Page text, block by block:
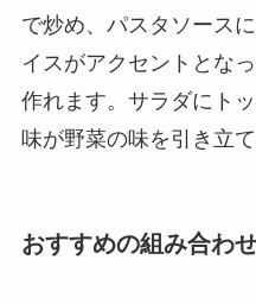
で炒め、パスタソース
イスがアクセントとな
作れます。サラダにト
味が野菜の味を引き立て
おすすめの組み合わ